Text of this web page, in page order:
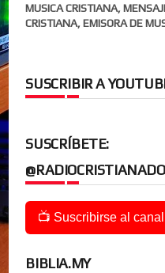
MUSICA CRISTIANA,
CRISTIANA, EMISORA DE
SUSCRIBIR A
SUSCRÍBETE:
📺 Suscribirse al canal
BIBLIA.MY